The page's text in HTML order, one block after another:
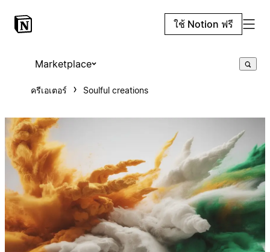
ใช้ Notion ฟรี
Marketplace
ครีเอเตอร์ Soulful creations